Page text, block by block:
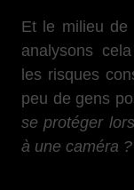
Et le milieu de
analysons
les risques
peu de gens
se protéger
à une caméra ?